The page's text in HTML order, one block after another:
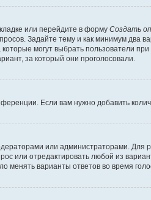
или перейдите в форму Создать
Задайте тему и как минимум два
могут выбрать пользователи
за который они проголосовали.
Если вам нужно добавить
или администраторами.
или отредактировать любой из
менять варианты ответов во время